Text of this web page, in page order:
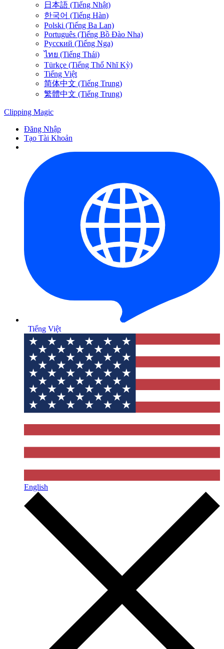
日本語 (Tiếng Nhật)
한국어 (Tiếng Hàn)
Polski (Tiếng Ba Lan)
Português (Tiếng Bồ Đào Nha)
Русский (Tiếng Nga)
ไทย (Tiếng Thái)
Türkçe (Tiếng Thổ Nhĩ Kỳ)
Tiếng Việt
简体中文 (Tiếng Trung)
繁體中文 (Tiếng Trung)
Clipping Magic
Đăng Nhập
Tạo Tài Khoản
Tiếng Việt
English